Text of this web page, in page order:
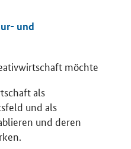
und
möchte
als
und als
und deren